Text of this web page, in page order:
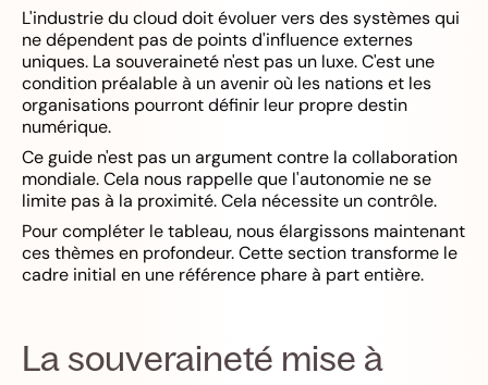
L'industrie du cloud doit évoluer vers des systèmes qui
ne dépendent pas de points d'influence externes
uniques. La souveraineté n'est pas un luxe. C'est une
condition préalable à un avenir où les nations et les
organisations pourront définir leur propre destin
numérique.
Ce guide n'est pas un argument contre la collaboration
mondiale. Cela nous rappelle que l'autonomie ne se
limite pas à la proximité. Cela nécessite un contrôle.
Pour compléter le tableau, nous élargissons maintenant
ces thèmes en profondeur. Cette section transforme le
cadre initial en une référence phare à part entière.
La souveraineté mise à